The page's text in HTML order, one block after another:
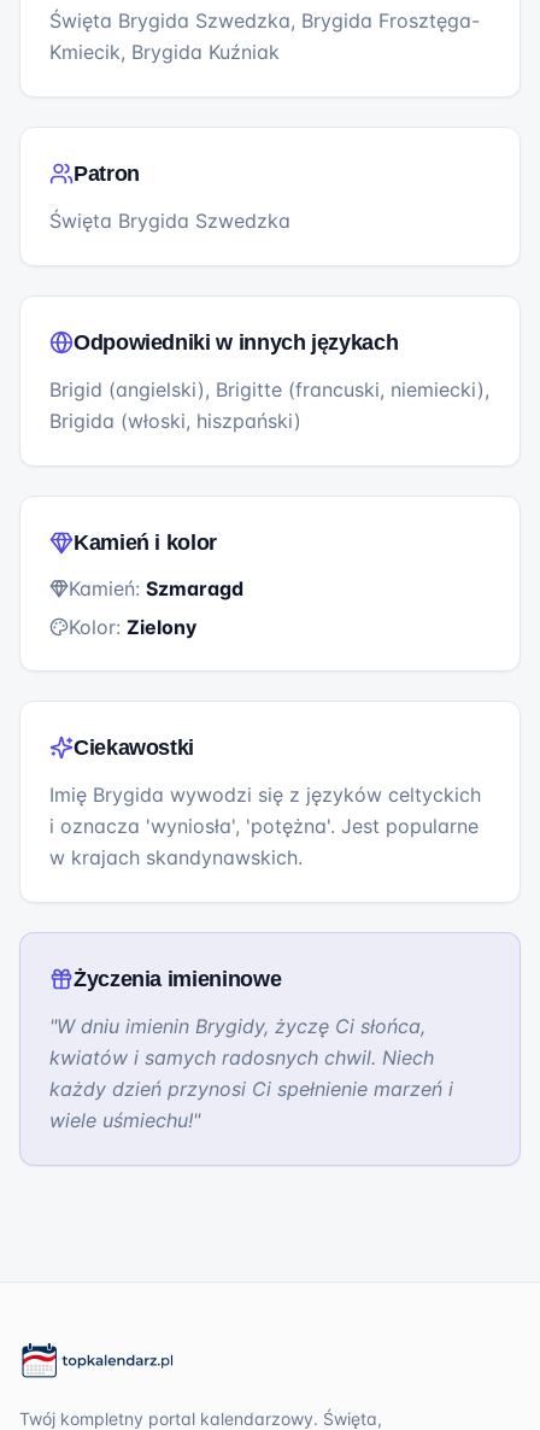
Święta Brygida Szwedzka, Brygida Frosztęga-
Kmiecik, Brygida Kuźniak
Patron
Święta Brygida Szwedzka
Odpowiedniki w innych językach
Brigid (angielski), Brigitte (francuski, niemiecki),
Brigida (włoski, hiszpański)
Kamień i kolor
Kamień: Szmaragd
Kolor: Zielony
Ciekawostki
Imię Brygida wywodzi się z języków celtyckich
i oznacza 'wyniosła', 'potężna'. Jest popularne
w krajach skandynawskich.
Życzenia imieninowe
"W dniu imienin Brygidy, życzę Ci słońca,
kwiatów i samych radosnych chwil. Niech
każdy dzień przynosi Ci spełnienie marzeń i
wiele uśmiechu!"
Twój kompletny portal kalendarzowy. Święta,